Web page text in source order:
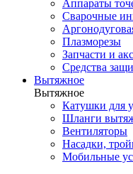
Аппараты
Сварочные
Плазморезы
Запчасти и
Средства
Вытяжное
Вытяжное
Катушки для
Шланги
Вентиляторы
Насадки,
Мобильные